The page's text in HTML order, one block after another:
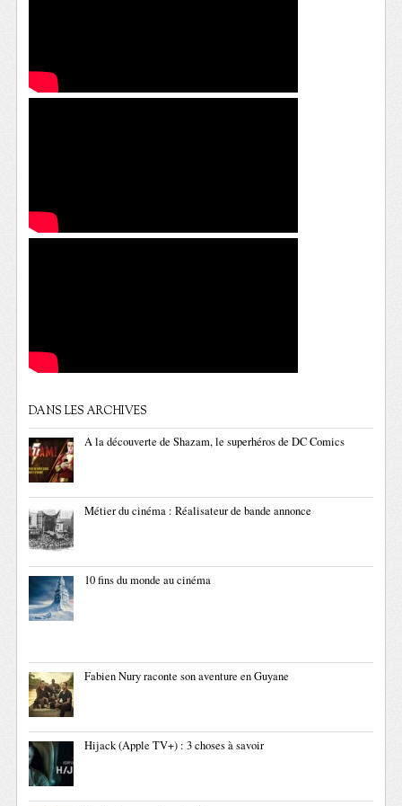
DANS LES ARCHIVES
A la découverte de Shazam, le superhéros de DC Comics
Métier du cinéma : Réalisateur de bande annonce
10 fins du monde au cinéma
Fabien Nury raconte son aventure en Guyane
Hijack (Apple TV+) : 3 choses à savoir